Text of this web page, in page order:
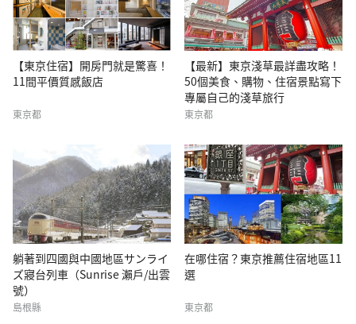
【東京住宿】開房門就是驚喜！
11間平價質感飯店
東京都
【最新】東京淺草最詳盡攻略！
50個美食、購物、住宿景點寫下
專屬自己的淺草旅行
東京都
躺著到四國與中國地區サンライ
ズ寢台列車（Sunrise 瀨戶/出雲
號）
島根縣
在哪住宿？東京推薦住宿地區11
選
東京都